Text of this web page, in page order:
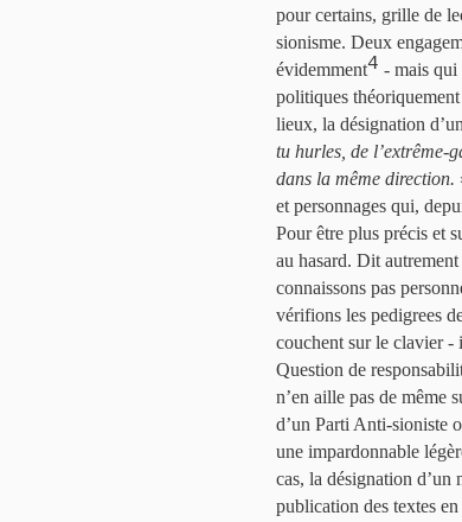
pour certains, grille de
sionisme. Deux
évidemment4 - mais qui
politiques
lieux, la désignation
tu hurles, de l’extrême-
dans la même direction.
et personnages qui,
Pour être plus précis et
au hasard. Dit
connaissons pas
vérifions les pedigrees
couchent sur le clavier -
Question de
n’en aille pas de même
d’un Parti Anti-sioniste
une impardonnable
cas, la désignation d’un
publication des textes